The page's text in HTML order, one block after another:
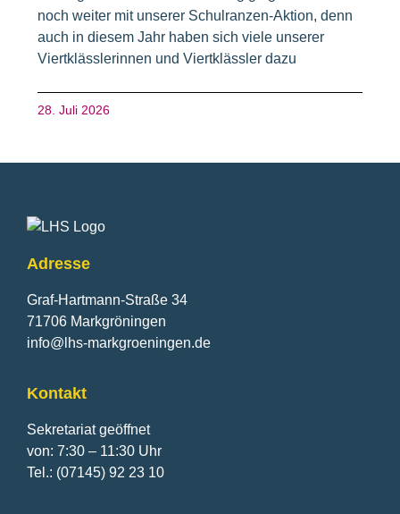
noch weiter mit unserer Schulranzen-Aktion, denn
auch in diesem Jahr haben sich viele unserer
Viertklässlerinnen und Viertklässler dazu
28. Juli 2026
Fusszeile
Adresse
Graf-Hartmann-Straße 34
71706 Markgröningen
info@lhs-markgroeningen.de
Kontakt
Sekretariat geöffnet
von: 7:30 – 11:30 Uhr
Tel.: (07145) 92 23 10